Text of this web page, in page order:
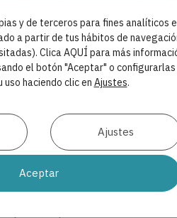
no depende solo de la
protocolo clínico
y de terceros para fines analíticos
a partir de tus hábitos de
Clica AQUÍ para más
el botón "Aceptar" o
uso haciendo clic en Ajustes.
Aceptar
Ajustes